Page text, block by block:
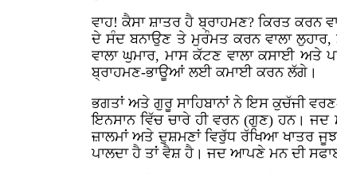
ਵਾਹ! ਕੈਸਾ ਸ਼ਾਤਰ ਹੈ ਬ੍ਰਾਹਮਣ? ਕਿਰਤ ਕਰਨ
ਦੇ ਸੰਦ ਬਨਾਉਣ ਤੇ ਮੁਰੰਮਤ ਕਰਨ ਵਾਲਾ
ਵਾਲਾ ਘੁਮਾਰ, ਮਾਸ ਕੱਟਣ ਵਾਲਾ ਕਸਾਈ ਅਤੇ
ਬ੍ਰਾਹਮਣ-ਭਾਊਆਂ ਲਈ ਕਮਾਈ ਕਰਨ ਲੱਗੇ।
ਭਗਤਾਂ ਅਤੇ ਗੁਰੂ ਸਾਹਿਬਾਨਾਂ ਨੇ ਇਸ ਕੁਚੱਜੀ
ਇਨਸਾਨ ਵਿੱਚ ਚਾਰੇ ਹੀ ਵਰਨ (ਗੁਣ) ਹਨ।
ਜ਼ਾਲਮਾਂ ਅਤੇ ਦੁਸ਼ਮਣਾਂ ਵਿਰੁੱਧ ਰੱਖਿਆ ਖਾਤਰ
ਪਾਲਦਾ ਹੈ ਤਾਂ ਵੈਸ਼ ਹੈ। ਜਦ ਆਪਣੇ ਮਨ ਦੀ